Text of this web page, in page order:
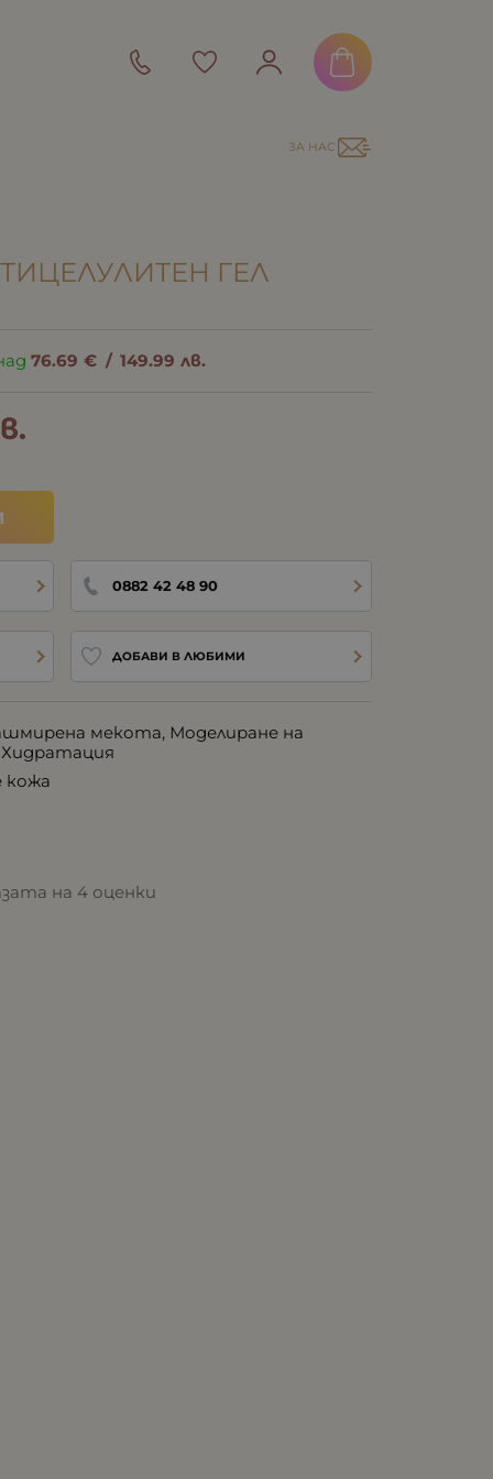
ЗА НАС
ГЕЛ
76.69 € / 149.99 лв.
0882 42 48 90
ДОБАВИ В ЛЮБИМИ
мекота, Моделиране на
кожа
на 4 оценки